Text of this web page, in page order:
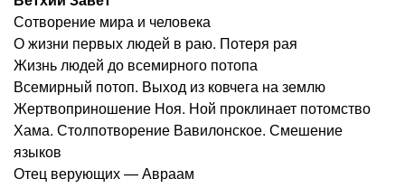
Сотворение мира и человека
О жизни первых людей в раю. Потеря рая
Жизнь людей до всемирного потопа
Всемирный потоп. Выход из ковчега на землю
Жертвоприношение Ноя. Ной проклинает потомство
Хама. Столпотворение Вавилонское. Смешение
языков
Отец верующих — Авраам